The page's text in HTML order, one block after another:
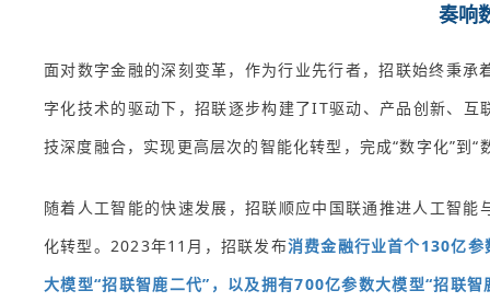
奏响
面对数字金融的深刻变革，作为行业先行者，招联始终秉
字化技术的驱动下，招联逐步构建了IT驱动、产品创新、
技深度融合，实现更高层次的智能化转型，完成“数字化”到“
随着人工智能的快速发展，招联顺应中国联通推进人工智
化转型。2023年11月，招联发布消费金融行业首个130亿参
大模型“招联智鹿二代”，以及拥有700亿参数大模型“招联